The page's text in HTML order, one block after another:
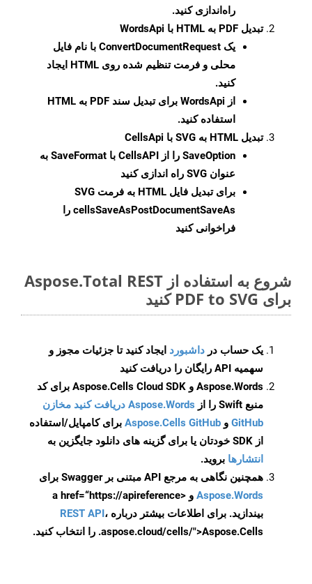
راه‌اندازی کنید.
تبدیل PDF به HTML با WordsApi
یک ConvertDocumentRequest با نام فایل
محلی و فرمت تنظیم شده روی HTML ایجاد
کنید.
از WordsApi برای تبدیل سند PDF به HTML
استفاده کنید.
تبدیل HTML به SVG با CellsApi
SaveOption
را از CellsAPI با SaveFormat به
عنوان SVG راه اندازی کنید
برای تبدیل فایل HTML به فرمت
SVG
cellsSaveAsPostDocumentSaveAs را
فراخوانی کنید
شروع به استفاده از Aspose.Total REST
برای PDF to SVG کنید
یک حساب در داشبورد ایجاد کنید تا جزئیات مجوز و
سهمیه API رایگان را دریافت کنید
Aspose.Words و Aspose.Cells Cloud SDK برای کد
منبع Swift را از
Aspose.Words دریافت کنید مخازن
GitHub و Aspose.Cells GitHub برای کامپایل/استفاده
از SDK خودتان یا برای گزینه های دانلود جایگزین به
انتشارها بروید.
همچنین نگاهی به مرجع API مبتنی بر Swagger برای
Aspose.Words
و <a href=“https://apireference
بیندازید. برای اطلاعات بیشتر درباره REST API،
.aspose.cloud/cells/">Aspose.Cells را انتخاب کنید.